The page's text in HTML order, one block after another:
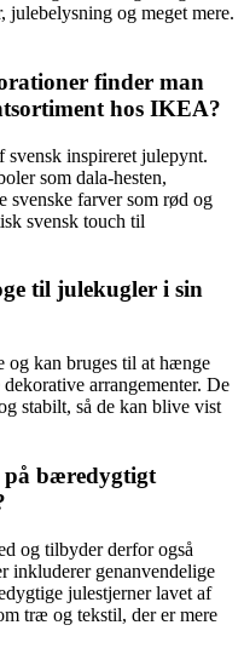
og meget mere.
finder man
hos IKEA?
inspireret julepynt.
som dala-hesten,
svenske farver som rød og
svensk touch til
til julekugler i sin
og kan bruges til at hænge
arrangementer. De
stabilt, så de kan blive vist
på bæredygtigt
og tilbyder derfor også
inkluderer genanvendelige
julestjerner lavet af
træ og tekstil, der er mere